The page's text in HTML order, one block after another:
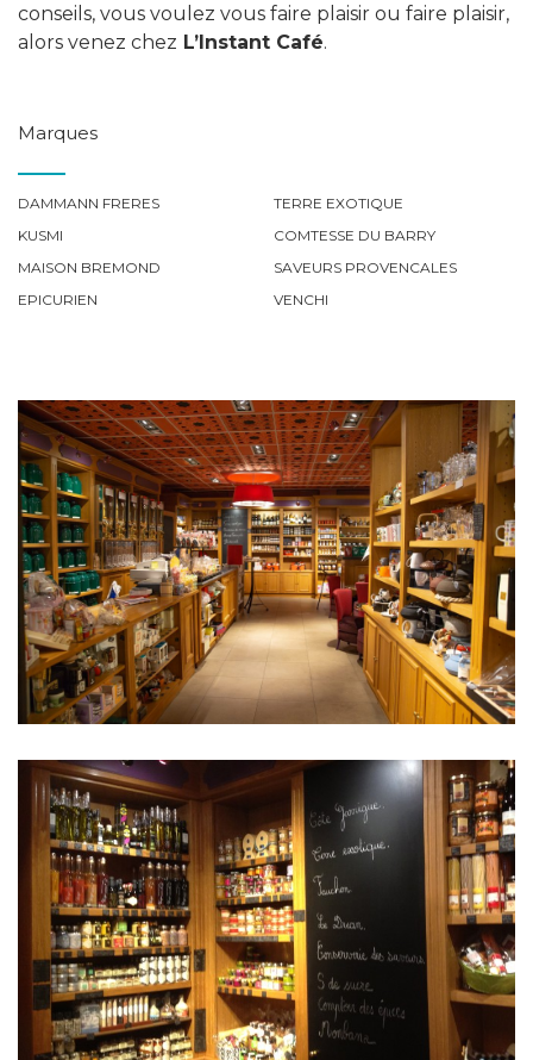
conseils, vous voulez vous faire plaisir ou faire plaisir,
alors venez chez L’Instant Café.
Marques
DAMMANN FRERES
KUSMI
MAISON BREMOND
EPICURIEN
TERRE EXOTIQUE
COMTESSE DU BARRY
SAVEURS PROVENCALES
VENCHI